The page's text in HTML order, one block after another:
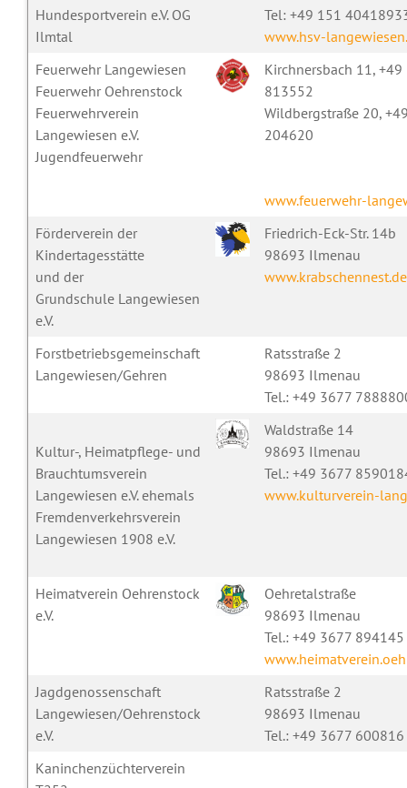
Hundesportverein e.V. OG
Ilmtal
Tel: +49 151
www.hsv-
Feuerwehr Langewiesen
Feuerwehr Oehrenstock
Feuerwehrverein
Langewiesen e.V.
Jugendfeuerwehr
Kirchnersbach 11, +49
813552
Wildbergstraße 20,
204620
www.feuerwehr-
Förderverein der
Kindertagesstätte
und der
Grundschule Langewiesen
e.V.
Friedrich-Eck-Str. 14b
98693 Ilmenau
www.krabschennest.de
Forstbetriebsgemeinschaft
Langewiesen/Gehren
Ratsstraße 2
98693 Ilmenau
Tel.: +49 3677
Kultur-, Heimatpflege- und
Brauchtumsverein
Langewiesen e.V. ehemals
Fremdenverkehrsverein
Langewiesen 1908 e.V.
Waldstraße 14
98693 Ilmenau
Tel.: +49 3677
www.kulturverein-
Heimatverein Oehrenstock
e.V.
Oehretalstraße
98693 Ilmenau
Tel.: +49 3677 894145
Jagdgenossenschaft
Langewiesen/Oehrenstock
e.V.
Ratsstraße 2
98693 Ilmenau
Tel.: +49 3677 600816
Kaninchenzüchterverein